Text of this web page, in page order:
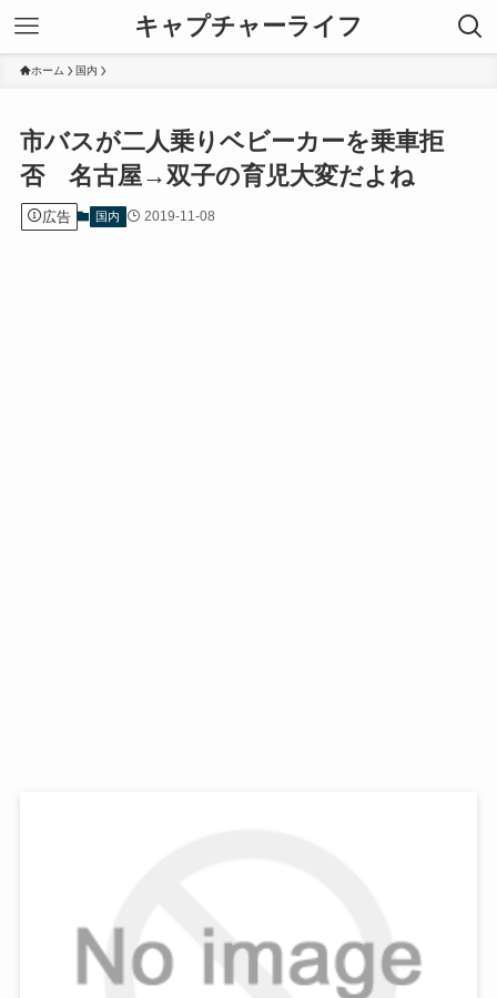
キャプチャーライフ
ホーム 国内
市バスが二人乗りベビーカーを乗車拒
否 名古屋→双子の育児大変だよね
広告 国内 2019-11-08